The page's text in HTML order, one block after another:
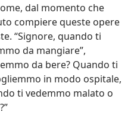
dal momento che
compiere queste opere
“Signore, quando ti
da mangiare”,
da bere? Quando ti
in modo ospitale,
ti vedemmo malato o